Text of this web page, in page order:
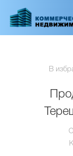
основному
В